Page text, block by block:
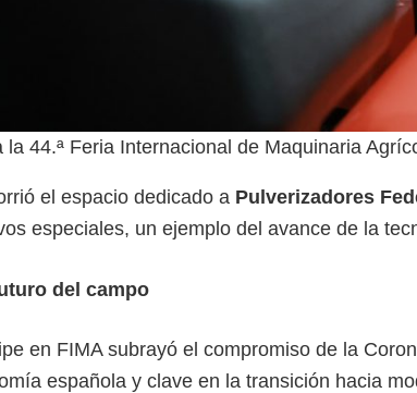
la 44.ª Feria Internacional de Maquinaria
el espacio dedicado a Pulverizadores
especiales, un ejemplo del avance de la
del campo
en FIMA subrayó el compromiso de la
española y clave en la transición hacia